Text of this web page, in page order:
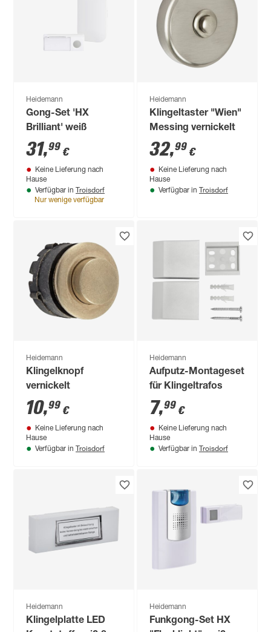
Heidemann
Gong-Set 'HX
Brilliant' weiß
31,99 €
Keine Lieferung nach
Hause
Verfügbar in Troisdorf
Nur wenige verfügbar
Heidemann
Klingeltaster "Wien"
Messing vernickelt
32,99 €
Keine Lieferung nach
Hause
Verfügbar in Troisdorf
Heidemann
Klingelknopf
vernickelt
10,99 €
Keine Lieferung nach
Hause
Verfügbar in Troisdorf
Heidemann
Aufputz-Montageset
für Klingeltrafos
7,99 €
Keine Lieferung nach
Hause
Verfügbar in Troisdorf
Heidemann
Klingelplatte LED
Heidemann
Funkgong-Set HX